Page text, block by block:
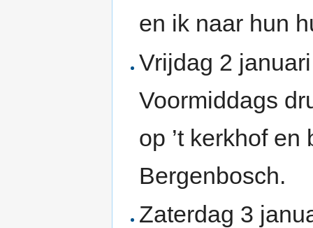
en ik naar hun
Vrijdag 2 januari
Voormiddags
op ’t kerkhof
Bergenbosch.
Zaterdag 3